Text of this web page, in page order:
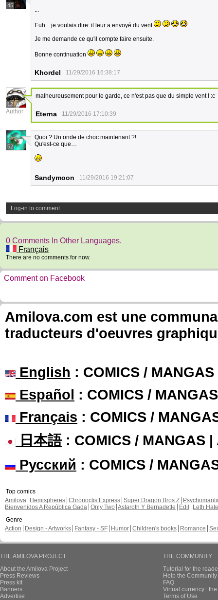
45
...
Euh... je voulais dire: il leur a envoyé du vent
Je me demande ce qu'il compte faire ensuite.
Bonne continuation
Khordel 11/29/2016 16:38:17
12
Author
malheureusement pour le garde, ce n'est pas que du simple vent ! :c
Eterna 11/29/2016 17:10:39
52
Quoi ? Un onde de choc maintenant ?!
Qu'est-ce que…
Sandymoon 11/29/2016 19:21:07
Log-in to comment
0 Comments In Other Languages.
Français
There are no comments for now.
Comment on Facebook
Amilova.com est une
traducteurs d'oeuvres
English : COMICS /
Español : COMICS /
Français : COMICS /
日本語: COMICS / MANGAS |
Русский : COMICS /
Top comics
Amilova
Hemispheres Chronoctis Express Super Dragon Bros Z
Bienvenidos A República Gada Only Two Astaroth Y Bernadette Edil
Leth Hate
Genre
Action
Design - Artworks Fantasy - SF Humor Children's books Romance
THE AMILOVA PROJECT
About the Amilova Project
Press Reviews
Press kit
Banners
Advertise
THE COMMUNITY
Tutorial for the
Help the
FAQ
Virtual currency :
Terms of Use